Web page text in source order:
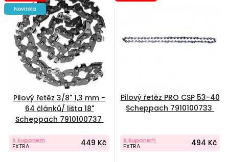
Novinka
Pilový řetěz 3/8" 1,3 mm -
64 článků/ lišta 18"
Scheppach 7910100737
S kuponem
EXTRA 449 Kč
Pilový řetěz PRO CSP 53-40
Scheppach 7910100733
S kuponem
EXTRA 494 Kč